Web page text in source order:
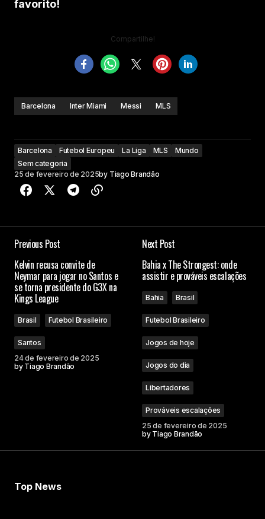
favorito!
Compartilhe!
Barcelona Inter Miami Messi MLS
Barcelona Futebol Europeu La Liga MLS
Mundo
Sem categoria
25 de fevereiro de 2025by Tiago Brandão
Previous Post
Kelvin recusa convite de
Neymar para jogar no Santos e
se torna presidente do G3X na
Kings League
Brasil Futebol Brasileiro
Santos
24 de fevereiro de 2025
by Tiago Brandão
Next Post
Bahia x The Strongest: onde
assistir e prováveis escalações
Bahia Brasil
Futebol Brasileiro
Jogos de hoje
Jogos do dia
Libertadores
Prováveis escalações
25 de fevereiro de 2025
by Tiago Brandão
Top News